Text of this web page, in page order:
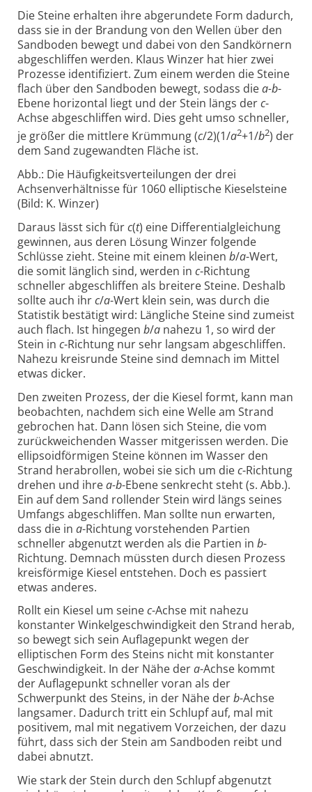
Die Steine erhalten ihre abgerundete Form dadurch,
dass sie in der Brandung von den Wellen über den
Sandboden bewegt und dabei von den Sandkörnern
abgeschliffen werden. Klaus Winzer hat hier zwei
Prozesse identifiziert. Zum einem werden die Steine
flach über den Sandboden bewegt, sodass diea-b-
Ebene horizontal liegt und der Stein längs derc-
Achse abgeschliffen wird. Dies geht umso schneller,
je größer die mittlere Krümmung (c/2)(1/a2+1/b2) der
dem Sand zugewandten Fläche ist.
Abb.: Die Häufigkeitsverteilungen der drei
Achsenverhältnisse für 1060 elliptische Kieselsteine
(Bild: K. Winzer)
Daraus lässt sich fürc(t) eine Differentialgleichung
gewinnen, aus deren Lösung Winzer folgende
Schlüsse zieht. Steine mit einem kleinen b/a-Wert,
die somit länglich sind, werden in c-Richtung
schneller abgeschliffen als breitere Steine. Deshalb
sollte auch ihrc/a-Wert klein sein, was durch die
Statistik bestätigt wird: Längliche Steine sind zumeist
auch flach. Ist hingegen b/a nahezu 1, so wird der
Stein in c-Richtung nur sehr langsam abgeschliffen.
Nahezu kreisrunde Steine sind demnach im Mittel
etwas dicker.
Den zweiten Prozess, der die Kiesel formt, kann man
beobachten, nachdem sich eine Welle am Strand
gebrochen hat. Dann lösen sich Steine, die vom
zurückweichenden Wasser mitgerissen werden. Die
ellipsoidförmigen Steine können im Wasser den
Strand herabrollen, wobei sie sich um diec-Richtung
drehen und ihrea-b-Ebene senkrecht steht (s. Abb.).
Ein auf dem Sand rollender Stein wird längs seines
Umfangs abgeschliffen. Man sollte nun erwarten,
dass die in a-Richtung vorstehenden Partien
schneller abgenutzt werden als die Partien in b-
Richtung. Demnach müssten durch diesen Prozess
kreisförmige Kiesel entstehen. Doch es passiert
etwas anderes.
Rollt ein Kiesel um seinec-Achse mit nahezu
konstanter Winkelgeschwindigkeit den Strand herab,
so bewegt sich sein Auflagepunkt wegen der
elliptischen Form des Steins nicht mit konstanter
Geschwindigkeit. In der Nähe dera-Achse kommt
der Auflagepunkt schneller voran als der
Schwerpunkt des Steins, in der Nähe derb-Achse
langsamer. Dadurch tritt ein Schlupf auf, mal mit
positivem, mal mit negativem Vorzeichen, der dazu
führt, dass sich der Stein am Sandboden reibt und
dabei abnutzt.
Wie stark der Stein durch den Schlupf abgenutzt